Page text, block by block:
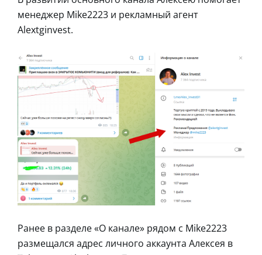
менеджер Mike2223 и рекламный агент
Alextginvest.
Ранее в разделе «О канале» рядом с Mike2223
размещался адрес личного аккаунта Алексея в